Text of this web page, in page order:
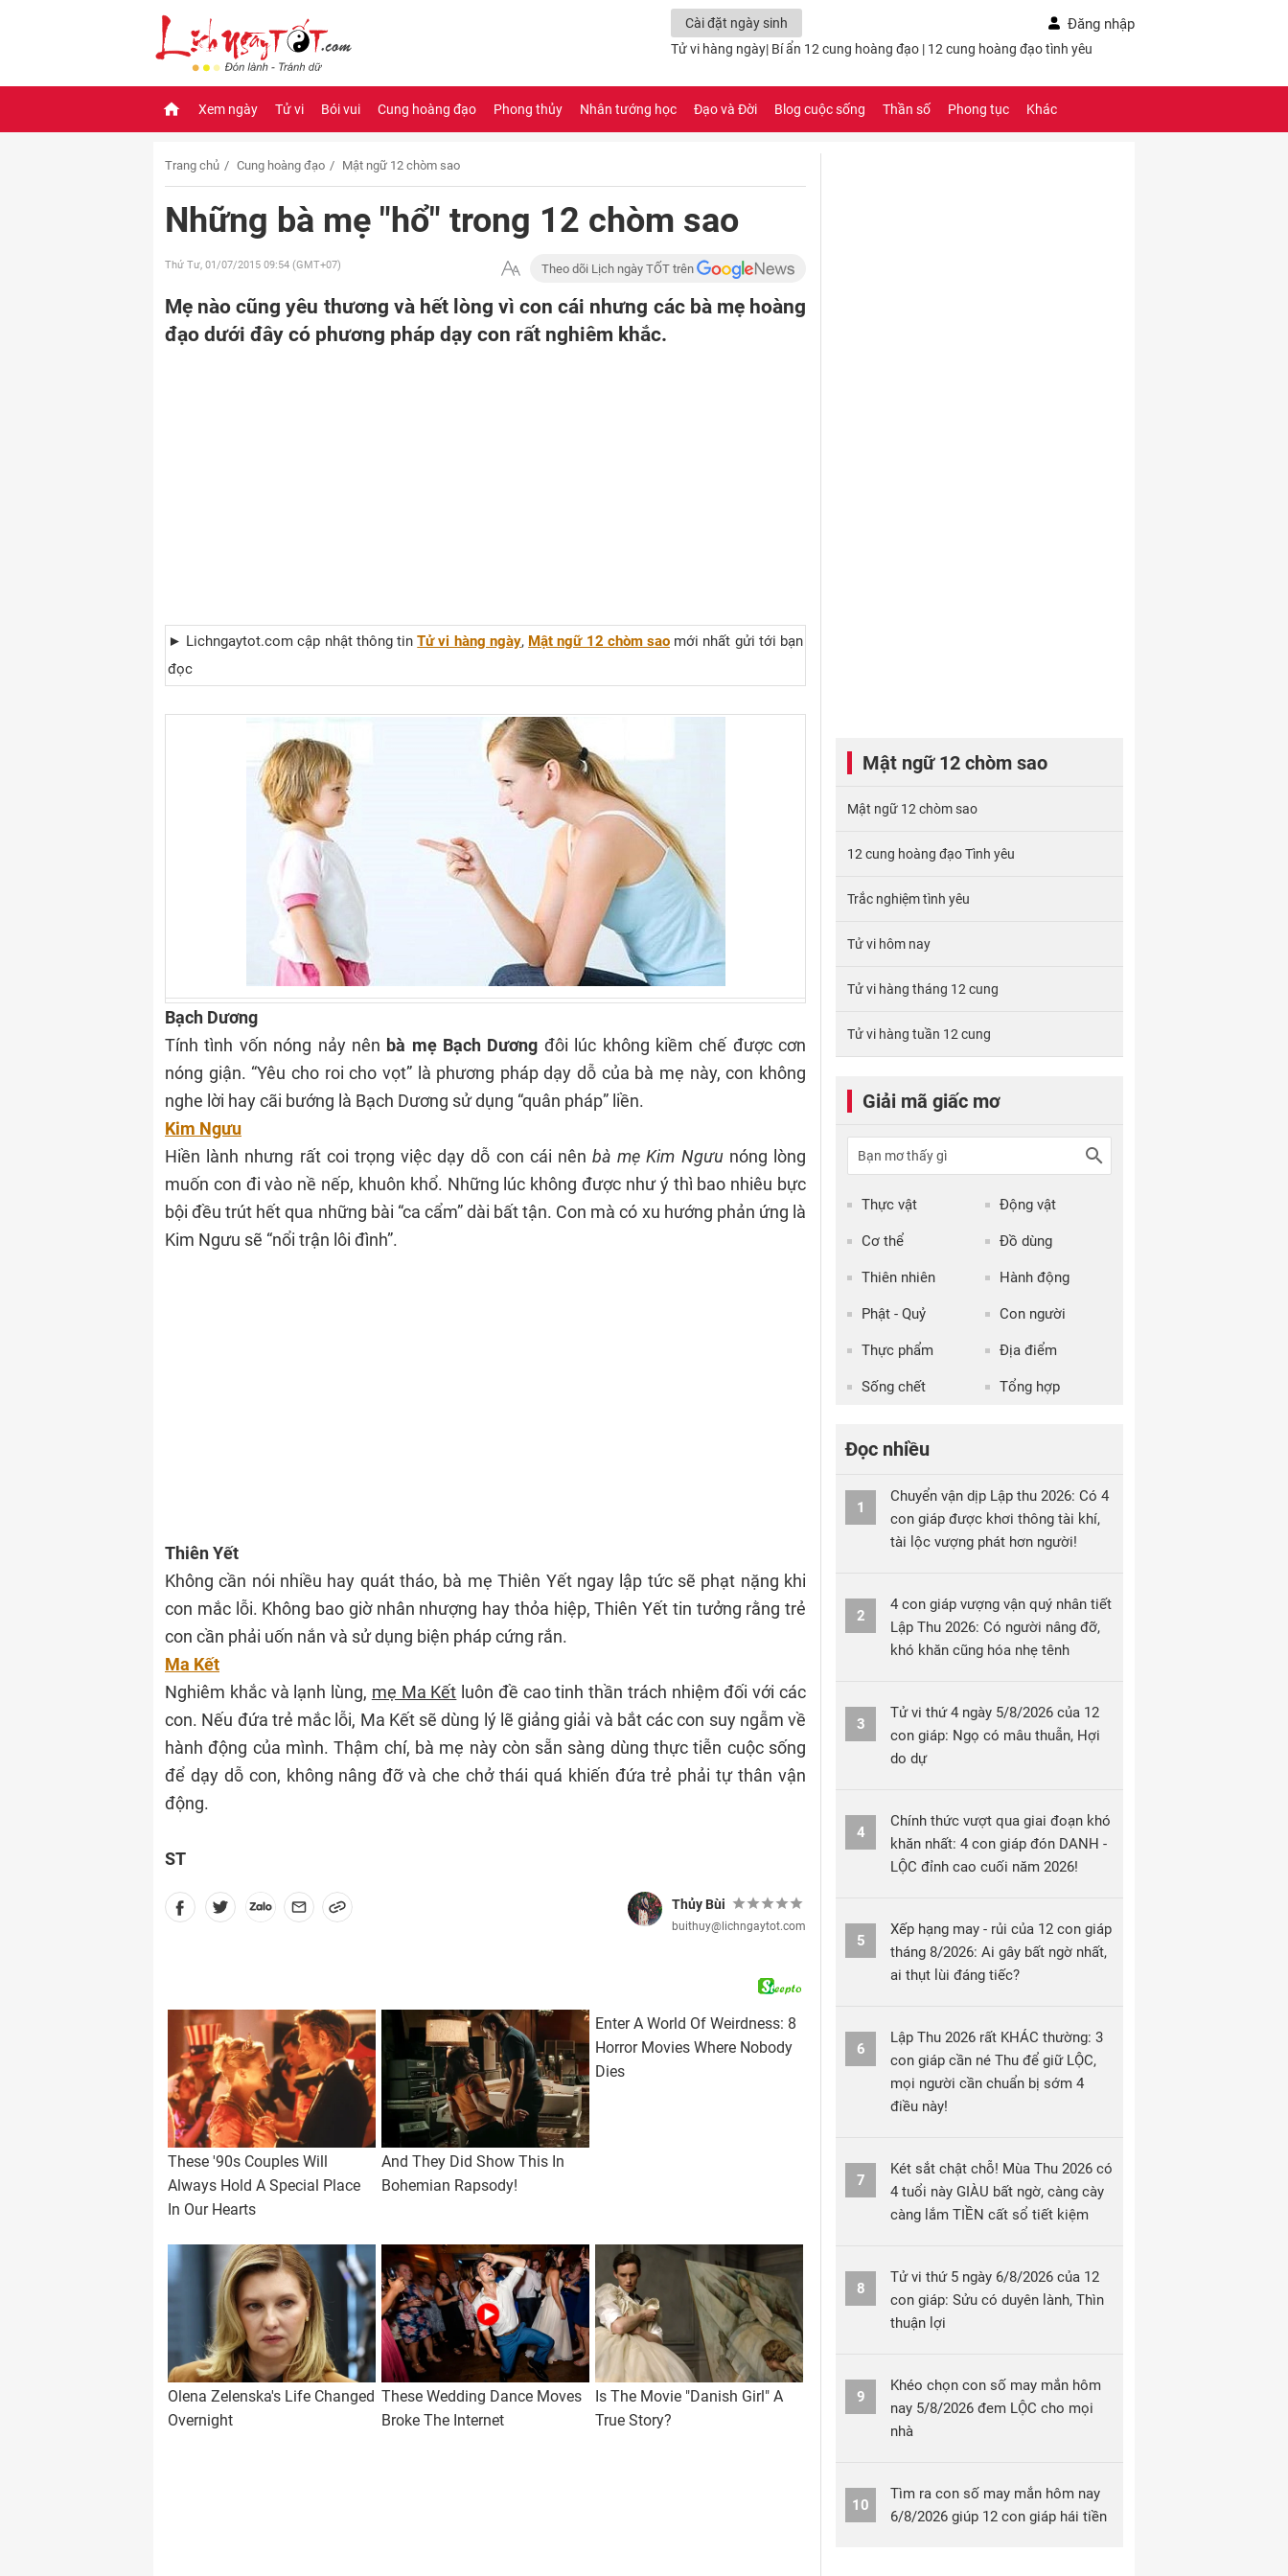
Cài đặt ngày sinh Đăng nhập
Tử vi hàng ngày| Bí ẩn 12 cung hoàng đạo | 12 cung hoàng đạo tình yêu
Xem ngày Tử vi Bói vui Cung hoàng đạo Phong thủy Nhân tướng học Đạo và Đời Blog cuộc sống Thần số Phong tục Khác
Trang chủ Cung hoàng đạo Mật ngữ 12 chòm sao
Những bà mẹ "hổ" trong 12 chòm sao
Thứ Tư, 01/07/2015 09:54 (GMT+07) Theo dõi Lịch ngày TỐT trên
Mẹ nào cũng yêu thương và hết lòng vì con cái nhưng các bà mẹ hoàng
đạo dưới đây có phương pháp dạy con rất nghiêm khắc.
► Lichngaytot.com cập nhật thông tinTử vi hàng ngày, Mật ngữ 12 chòm saomới nhất gửi tới bạn
đọc
Bạch Dương
Tính tình vốn nóng nảy nên bà mẹ Bạch Dương đôi lúc không kiềm chế được cơn
nóng giận. “Yêu cho roi cho vọt” là phương pháp dạy dỗ của bà mẹ này, con không
nghe lời hay cãi bướng là Bạch Dương sử dụng “quân pháp” liền.
Kim Ngưu
Hiền lành nhưng rất coi trọng việc dạy dỗ con cái nên bà mẹ Kim Ngưunóng lòng
muốn con đi vào nề nếp, khuôn khổ. Những lúc không được như ý thì bao nhiêu bực
bội đều trút hết qua những bài “ca cẩm” dài bất tận. Con mà có xu hướng phản ứng là
Kim Ngưu sẽ “nổi trận lôi đình”.
Thiên Yết
Không cần nói nhiều hay quát tháo, bà mẹ Thiên Yết ngay lập tức sẽ phạt nặng khi
con mắc lỗi. Không bao giờ nhân nhượng hay thỏa hiệp, Thiên Yết tin tưởng rằng trẻ
con cần phải uốn nắn và sử dụng biện pháp cứng rắn.
Ma Kết
Nghiêm khắc và lạnh lùng, mẹ Ma Kết luôn đề cao tinh thần trách nhiệm đối với các
con. Nếu đứa trẻ mắc lỗi, Ma Kết sẽ dùng lý lẽ giảng giải và bắt các con suy ngẫm về
hành động của mình. Thậm chí, bà mẹ này còn sẵn sàng dùng thực tiễn cuộc sống
để dạy dỗ con, không nâng đỡ và che chở thái quá khiến đứa trẻ phải tự thân vận
động.
ST
Thủy Bùi
buithuy@lichngaytot.com
Mật ngữ 12 chòm sao
Mật ngữ 12 chòm sao
12 cung hoàng đạo Tình yêu
Trắc nghiệm tình yêu
Tử vi hôm nay
Tử vi hàng tháng 12 cung
Tử vi hàng tuần 12 cung
Giải mã giấc mơ
Thực vật Động vật
Cơ thể Đồ dùng
Thiên nhiên Hành động
Phật - Quỷ Con người
Thực phẩm Địa điểm
Sống chết Tổng hợp
Đọc nhiều
1
Chuyển vận dịp Lập thu 2026: Có 4
con giáp được khơi thông tài khí,
tài lộc vượng phát hơn người!
2
4 con giáp vượng vận quý nhân tiết
Lập Thu 2026: Có người nâng đỡ,
khó khăn cũng hóa nhẹ tênh
3
Tử vi thứ 4 ngày 5/8/2026 của 12
con giáp: Ngọ có mâu thuẫn, Hợi
do dự
4
Chính thức vượt qua giai đoạn khó
khăn nhất: 4 con giáp đón DANH -
LỘC đỉnh cao cuối năm 2026!
5
Xếp hạng may - rủi của 12 con giáp
tháng 8/2026: Ai gây bất ngờ nhất,
ai thụt lùi đáng tiếc?
6
Lập Thu 2026 rất KHÁC thường: 3
con giáp cần né Thu để giữ LỘC,
mọi người cần chuẩn bị sớm 4
điều này!
7
Két sắt chật chỗ! Mùa Thu 2026 có
4 tuổi này GIÀU bất ngờ, càng cày
càng lắm TIỀN cất sổ tiết kiệm
8
Tử vi thứ 5 ngày 6/8/2026 của 12
con giáp: Sửu có duyên lành, Thìn
thuận lợi
9
Khéo chọn con số may mắn hôm
nay 5/8/2026 đem LỘC cho mọi
nhà
10
Tìm ra con số may mắn hôm nay
6/8/2026 giúp 12 con giáp hái tiền